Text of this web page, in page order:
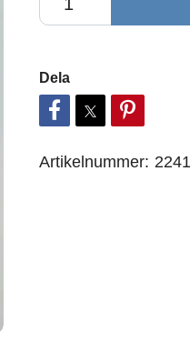
Dela
Artikelnummer: 2241